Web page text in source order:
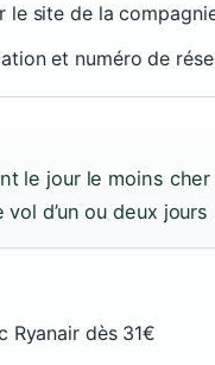
le site de la
et numéro de
le jour le moins
d’un ou deux
Ryanair dès 31€